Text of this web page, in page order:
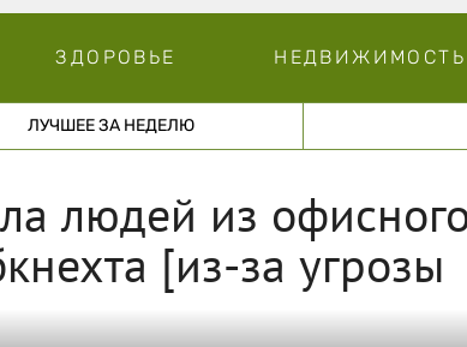
ЗДОРОВЬЕ НЕДВИЖИМОСТЬ
ЛУЧШЕЕ ЗА НЕДЕЛЮ
людей из
[из-за угрозы